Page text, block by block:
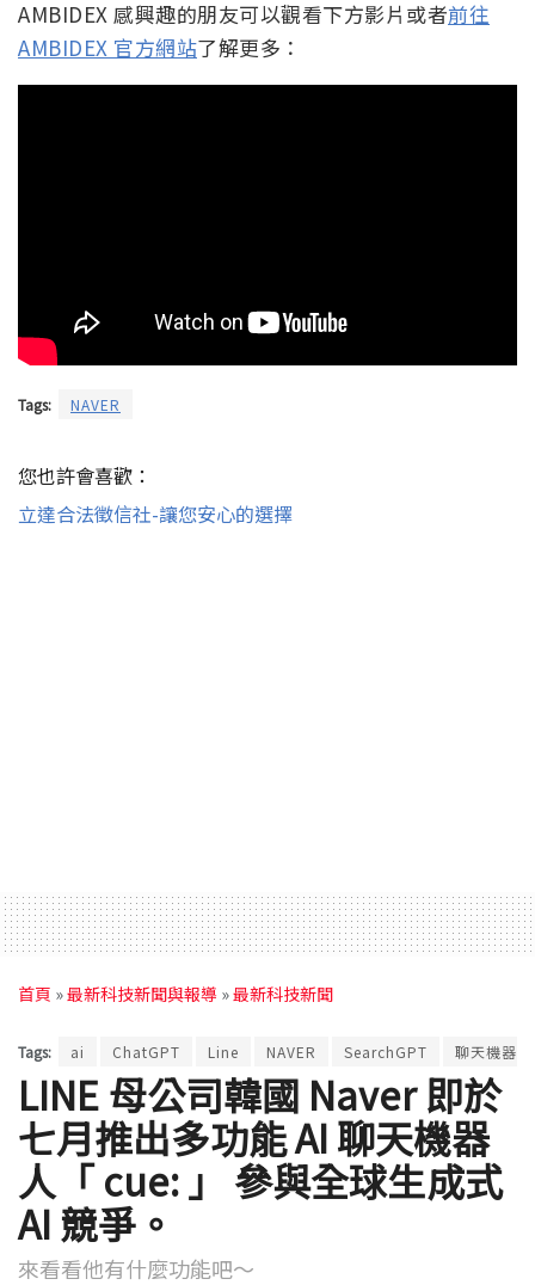
AMBIDEX 感興趣的朋友可以觀看下方影片或者前往
AMBIDEX 官方網站了解更多：
Tags: NAVER
您也許會喜歡：
立達合法徵信社-讓您安心的選擇
首頁 »最新科技新聞與報導 »最新科技新聞
Tags: ai ChatGPT Line NAVER SearchGPT 聊天機器人
LINE 母公司韓國 Naver 即於
七月推出多功能 AI 聊天機器
人「 cue: 」 參與全球生成式
AI 競爭。
來看看他有什麼功能吧～